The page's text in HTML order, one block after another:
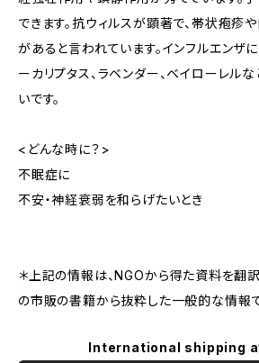
できます。抗ウィルスが顕著で、帯状疱疹
があると言われています。インフルエンザ
ーカリプタス、ラベンダー、ベイローレル
いです。
<どんな時に？>
不眠症に
不安・神経衰弱を和らげたいとき
＊上記の情報は、NGOから得た資料を翻
の市販の書籍から抜粋した一般的な情報で
International shipping